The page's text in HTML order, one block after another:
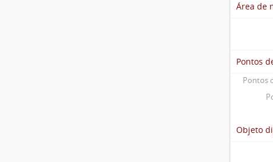
Área de
Pontos
Pontos
Objeto